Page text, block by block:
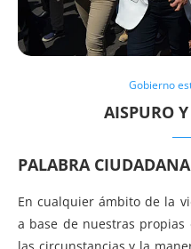
Gobierno
AISPURO
PALABRA
En cualquier ámbito de la
a base de nuestras propias